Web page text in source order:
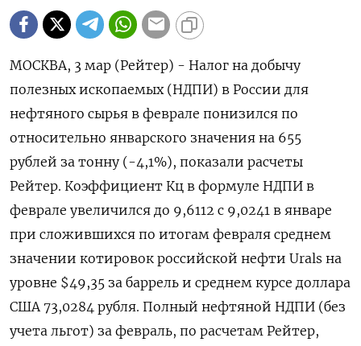
Подписывайтесь на The Moscow
Times в Telegram —
@moscowtimes_ru
MOСКВА, 3 мар (Рейтер) - Налог на добычу
полезных ископаемых (НДПИ) в России для
нефтяного сырья в феврале понизился по
относительно январского значения на 655
рублей за тонну (-4,1%), показали расчеты
Рейтер. Коэффициент Кц в формуле НДПИ в
феврале увеличился до 9,6112 с 9,0241 в январе
при сложившихся по итогам февраля среднем
значении котировок российской нефти Urals на
уровне $49,35 за баррель и среднем курсе доллара
США 73,0284 рубля. Полный нефтяной НДПИ (без
учета льгот) за февраль, по расчетам Рейтер,